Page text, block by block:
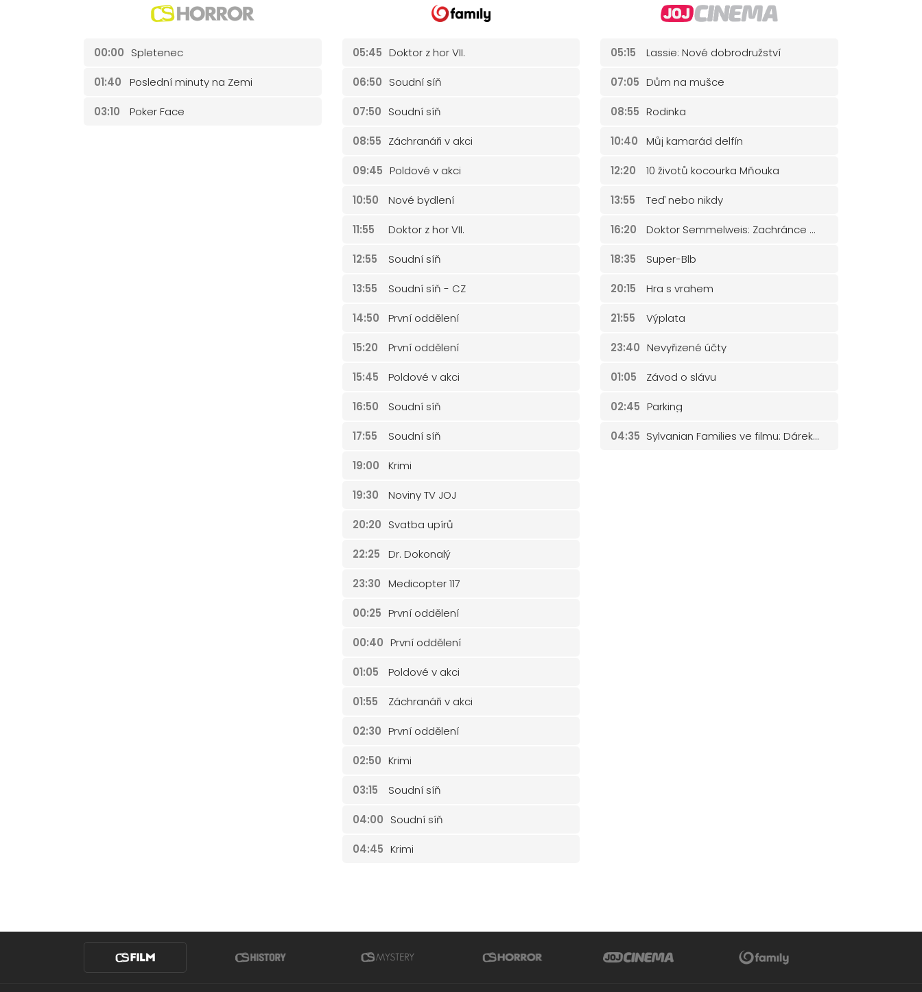
00:00 Spletenec
01:40 Poslední minuty na Zemi
03:10 Poker Face
05:45 Doktor z hor VII.
06:50 Soudní síň
07:50 Soudní síň
08:55 Záchranáři v akci
09:45 Poldové v akci
10:50 Nové bydlení
11:55 Doktor z hor VII.
12:55 Soudní síň
13:55 Soudní síň - CZ
14:50 První oddělení
15:20 První oddělení
15:45 Poldové v akci
16:50 Soudní síň
17:55 Soudní síň
19:00 Krimi
19:30 Noviny TV JOJ
20:20 Svatba upírů
22:25 Dr. Dokonalý
23:30 Medicopter 117
00:25 První oddělení
00:40 První oddělení
01:05 Poldové v akci
01:55 Záchranáři v akci
02:30 První oddělení
02:50 Krimi
03:15 Soudní síň
04:00 Soudní síň
04:45 Krimi
05:15 Lassie: Nové dobrodružství
07:05 Dům na mušce
08:55 Rodinka
10:40 Můj kamarád delfín
12:20 10 životů kocourka Mňouka
13:55 Teď nebo nikdy
16:20 Doktor Semmelweis: Zachránce matek
18:35 Super-Blb
20:15 Hra s vrahem
21:55 Výplata
23:40 Nevyřizené účty
01:05 Závod o slávu
02:45 Parking
04:35 Sylvanian Families ve filmu: Dárek od Freyi